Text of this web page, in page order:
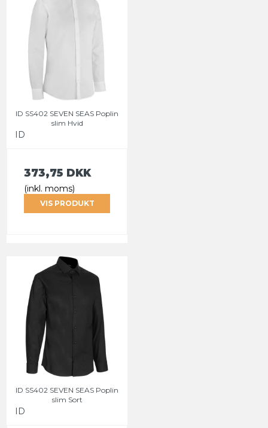
ID SS402 SEVEN SEAS Poplin
slim Hvid
ID
373,75 DKK
(inkl. moms)
VIS PRODUKT
ID SS402 SEVEN SEAS Poplin
slim Sort
ID